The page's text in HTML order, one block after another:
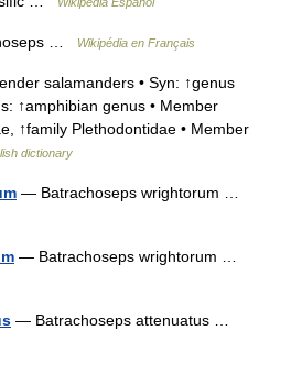
… Wikipédia en Français
salamanders • Syn: ↑genus
↑amphibian genus • Member
↑family Plethodontidae • Member
dictionary
— Batrachoseps wrightorum …
— Batrachoseps wrightorum …
— Batrachoseps attenuatus …